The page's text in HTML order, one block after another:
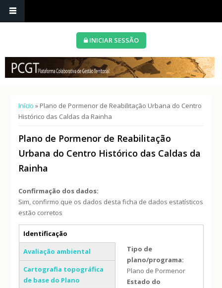
INICIAR SESSÃO
Está aqui
Início » Plano de Pormenor de Reabilitação Urbana do Centro
Histórico das Caldas da Rainha
Plano de Pormenor de Reabilitação
Urbana do Centro Histórico das Caldas da
Rainha
Confirmação dos dados:
Sim, confirmo que os dados desta ficha de dados estatísticos
estão corretos
Separadores verticais
Identificação
(separador ativo)
Avaliação ambiental
Cartografia topográfica
de base do Plano
Tipo de
plano/programa:
Plano de Pormenor
Estado do